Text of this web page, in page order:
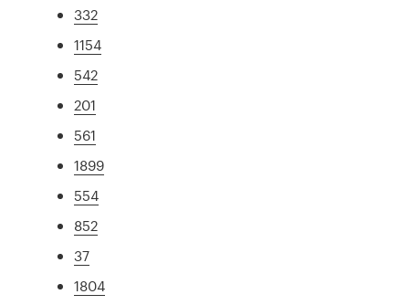
332
1154
542
201
561
1899
554
852
37
1804